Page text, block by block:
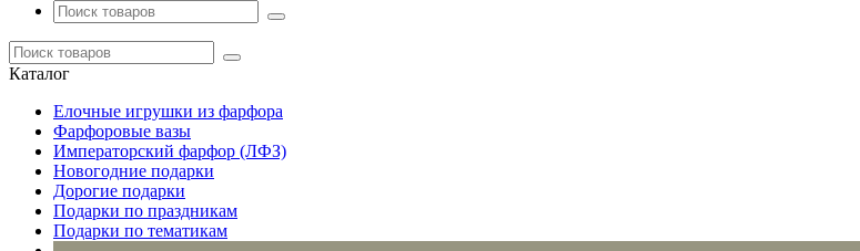
Каталог
Елочные игрушки из фарфора
Фарфоровые вазы
Императорский фарфор (ЛФЗ)
Новогодние подарки
Дорогие подарки
Подарки по праздникам
Подарки по тематикам